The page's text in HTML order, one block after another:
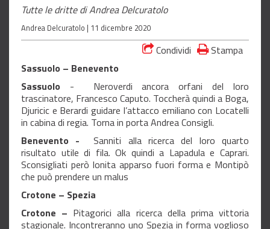
Tutte le dritte di Andrea Delcuratolo
Andrea Delcuratolo | 11 dicembre 2020
Condividi
Stampa
Sassuolo – Benevento
Sassuolo - Neroverdi ancora orfani del loro
trascinatore, Francesco Caputo. Toccherà quindi a Boga,
Djuricic e Berardi guidare l’attacco emiliano con Locatelli
in cabina di regia. Torna in porta Andrea Consigli.
Benevento -Sanniti alla ricerca del loro quarto
risultato utile di fila. Ok quindi a Lapadula e Caprari.
Sconsigliati però Ionita apparso fuori forma e Montipò
che può prendere un malus
Crotone – Spezia
Crotone – Pitagorici alla ricerca della prima vittoria
stagionale. Incontreranno uno Spezia in forma voglioso